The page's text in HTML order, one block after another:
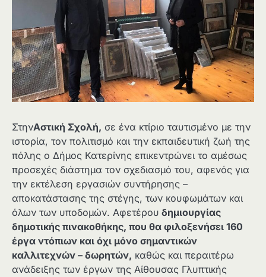
ΣτηνΑστική Σχολή, σε ένα κτίριο ταυτισμένο με την
ιστορία, τον πολιτισμό και την εκπαιδευτική ζωή της
πόλης ο Δήμος Κατερίνης επικεντρώνει το αμέσως
προσεχές διάστημα τον σχεδιασμό του, αφενός για
την εκτέλεση εργασιών συντήρησης –
αποκατάστασης της στέγης, των κουφωμάτων και
όλων των υποδομών. Αφετέρου δημιουργίας
δημοτικής πινακοθήκης, που θα φιλοξενήσει 160
έργα ντόπιων και όχι μόνο σημαντικών
καλλιτεχνών – δωρητών, καθώς και περαιτέρω
ανάδειξης των έργων της Αίθουσας Γλυπτικής